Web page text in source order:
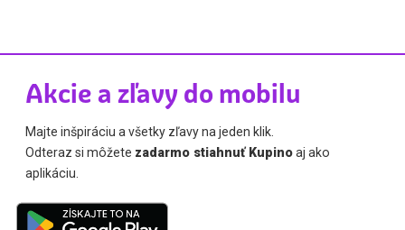
Akcie a zľavy do mobilu
Majte inšpiráciu a všetky zľavy na jeden klik.
Odteraz si môžete zadarmo stiahnuť Kupinoaj ako
aplikáciu.